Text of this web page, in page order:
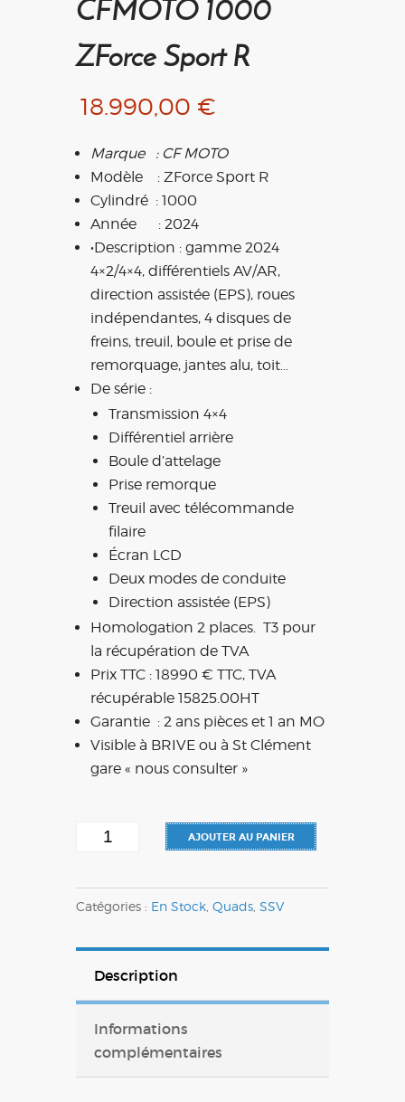
CFMOTO 1000
ZForce Sport R
18.990,00 €
Marque : CF MOTO
Modèle : ZForce Sport R
Cylindré : 1000
Année : 2024
•Description : gamme 2024
4×2/4×4, différentiels AV/AR,
direction assistée (EPS), roues
indépendantes, 4 disques de
freins, treuil, boule et prise de
remorquage, jantes alu, toit…
De série :
Transmission 4×4
Différentiel arrière
Boule d’attelage
Prise remorque
Treuil avec télécommande
filaire
Écran LCD
Deux modes de conduite
Direction assistée (EPS)
Homologation 2 places. T3 pour
la récupération de TVA
Prix TTC : 18990 € TTC, TVA
récupérable 15825.00HT
Garantie : 2 ans pièces et 1 an MO
Visible à BRIVE ou à St Clément
gare « nous consulter »
quantité
CFMOTO
1000
AJOUTER AU PANIER
Catégories : En Stock, Quads, SSV
Description
Informations
complémentaires